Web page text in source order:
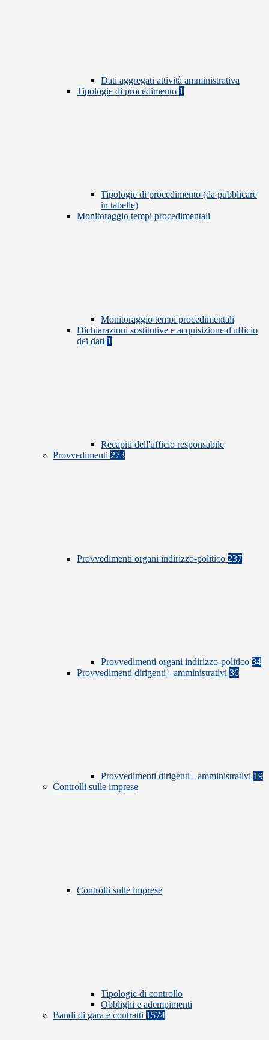
Dati aggregati attività amministrativa
Tipologie di procedimento 1
Tipologie di procedimento (da pubblicare
in tabelle)
Monitoraggio tempi procedimentali
Monitoraggio tempi procedimentali
Dichiarazioni sostitutive e acquisizione d'ufficio
dei dati 1
Recapiti dell'ufficio responsabile
Provvedimenti 273
Provvedimenti organi indirizzo-politico 237
Provvedimenti organi indirizzo-politico 34
Provvedimenti dirigenti - amministrativi 36
Provvedimenti dirigenti - amministrativi 19
Controlli sulle imprese
Controlli sulle imprese
Tipologie di controllo
Obblighi e adempimenti
Bandi di gara e contratti 1574